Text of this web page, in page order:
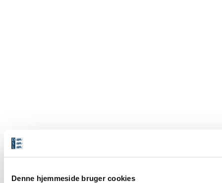
Denne hjemmeside bruger cookies